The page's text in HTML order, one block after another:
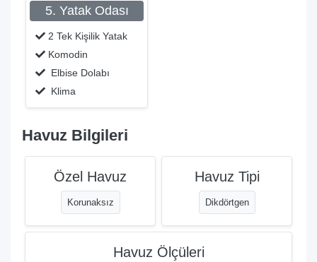
5. Yatak Odası
2 Tek Kişilik Yatak
Komodin
Elbise Dolabı
Klima
Havuz Bilgileri
Özel Havuz
Korunaksız
Havuz Tipi
Dikdörtgen
Havuz Ölçüleri